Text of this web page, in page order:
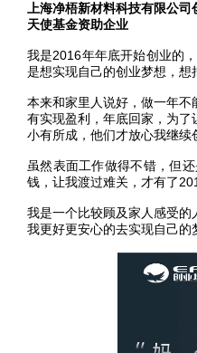
上海净梧新材料科技有限公司
天使基金资助企业
我是2016年年底开始创业的
是想实现自己的创业梦想，
本来和家里人说好，做一年
有实现盈利，年底回家，为
小有所成，他们才放心我继续
虽然表面工作做得不错，但
钱，让我渡过难关，才有了
我是一个比较顾及家人感受
我更好更安心的去实现自己的